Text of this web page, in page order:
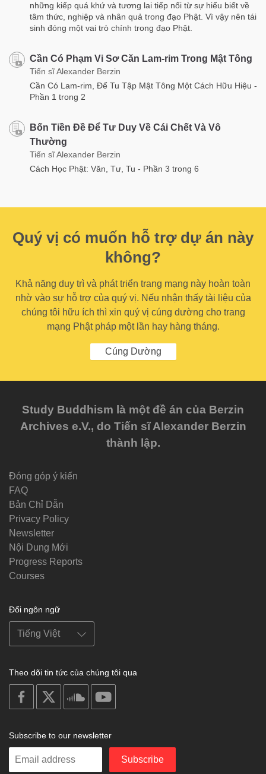
những kiếp quá khứ và tương lai tiếp nối từ sự hiểu biết về
tâm thức, nghiệp và nhân quả trong đạo Phật. Vì vậy nên tái
sinh đóng một vai trò chính trong đạo Phật.
Cần Có Phạm Vi Sơ Căn Lam-rim Trong Mật Tông
Tiến sĩ Alexander Berzin
Cần Có Lam-rim, Để Tu Tập Mật Tông Một Cách Hữu Hiệu -
Phần 1 trong 2
Bốn Tiền Đề Để Tư Duy Về Cái Chết Và Vô
Thường
Tiến sĩ Alexander Berzin
Cách Học Phật: Văn, Tư, Tu - Phần 3 trong 6
Quý vị có muốn hỗ trợ dự án này
không?
Khả năng duy trì và phát triển trang mạng này hoàn toàn
nhờ vào sự hỗ trợ của quý vị. Nếu nhận thấy tài liệu của
chúng tôi hữu ích thì xin quý vị cúng dường cho trang
mạng Phật pháp một lần hay hàng tháng.
Cúng Dường
Study Buddhism là một đề án của Berzin
Archives e.V., do Tiến sĩ Alexander Berzin
thành lập.
Đóng góp ý kiến
FAQ
Bản Chỉ Dẫn
Privacy Policy
Newsletter
Nội Dung Mới
Progress Reports
Courses
Đổi ngôn ngữ
Theo dõi tin tức của chúng tôi qua
on
facebook
soundcloud
Subscribe to our newsletter
Enter
Subscribe